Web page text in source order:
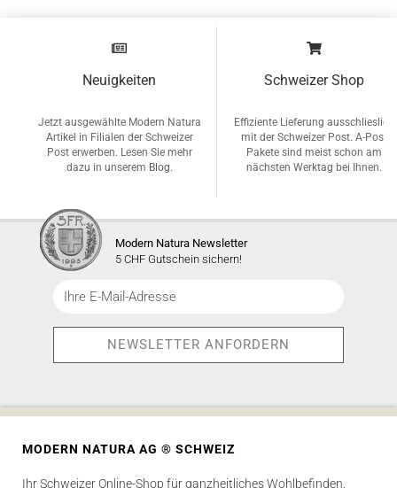
Neuigkeiten
Jetzt ausgewählte Modern Natura
Artikel in Filialen der Schweizer
Post erwerben. Lesen Sie mehr
dazu in unserem Blog.
Schweizer Shop
Effiziente Lieferung ausschlieslich
mit der Schweizer Post. A-Post
Pakete sind meist schon am
nächsten Werktag bei Ihnen.
Modern Natura Newsletter
5 CHF Gutschein sichern!
MODERN NATURA AG ® SCHWEIZ
Ihr Schweizer Online-Shop für ganzheitliches Wohlbefinden.